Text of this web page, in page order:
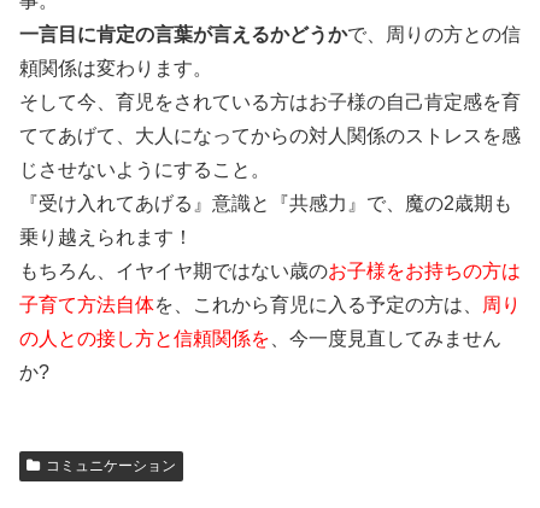
一言目に肯定の言葉が言えるかどうかで、周りの方との信
頼関係は変わります。
そして今、育児をされている方はお子様の自己肯定感を育
ててあげて、大人になってからの対人関係のストレスを感
じさせないようにすること。
『受け入れてあげる』意識と『共感力』で、魔の2歳期も
乗り越えられます！
もちろん、イヤイヤ期ではない歳のお子様をお持ちの方は
子育て方法自体を、これから育児に入る予定の方は、
周り
の人との接し方と信頼関係を 、今一度見直してみません
か?
コミュニケーション